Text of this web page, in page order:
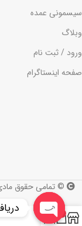
سیسمونی عمده
وبلاگ
ورود / ثبت نام
صفحه اینستاگرام
© تمامی حقوق